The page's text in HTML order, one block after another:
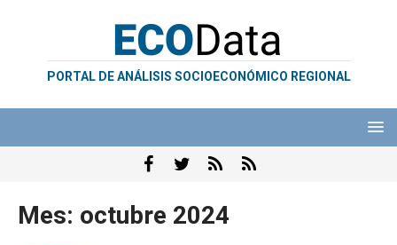
PORTAL DE ANÁLISIS SOCIOECONÓMICO REGIONAL
Mes: octubre 2024